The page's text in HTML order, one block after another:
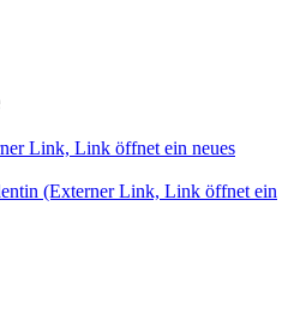
Link, Link öffnet ein neues
(Externer Link, Link öffnet ein